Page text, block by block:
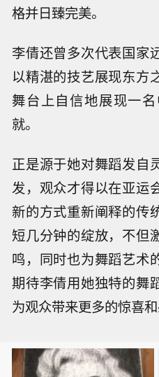
格并日臻完美。
李倩还曾多次代表国家
以精湛的技艺展现东方
舞台上自信地展现一
就。
正是源于她对舞蹈发自
发，观众才得以在亚运
新的方式重新阐释的传
短几分钟的绽放，不但
鸣，同时也为舞蹈艺术
期待李倩用她独特的舞
为观众带来更多的惊喜和